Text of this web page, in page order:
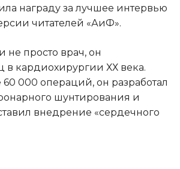
награду за лучшее интервью
читателей «АиФ».
просто врач, он
в кардиохирургии ХХ века.
000 операций, он разработал
шунтирования и
внедрение «сердечного